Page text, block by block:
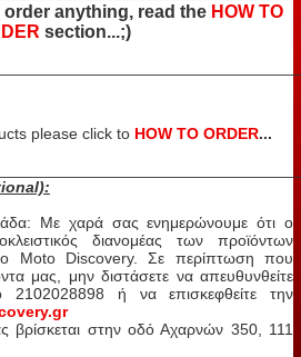
anything, read the HOW TO
section...;)
please click to HOW TO ORDER...
Με χαρά σας ενημερώνουμε ότι ο
διανομέας των προϊόντων
Moto Discovery. Σε περίπτωση που
μας, μην διστάσετε να απευθυνθείτε
2102028898 ή να επισκεφθείτε την
βρίσκεται στην οδό Αχαρνών 350, 111